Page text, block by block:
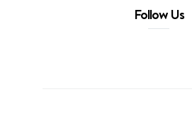
Follow Us